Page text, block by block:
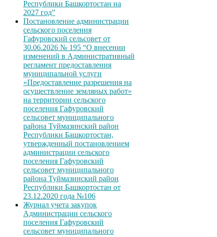
Республики Башкортостан на
2027 год”
Постановление администрации
сельского поселения
Гафуровский сельсовет от
30.06.2026 № 195 “О внесении
изменений в Административный
регламент предоставления
муниципальной услуги
«Предоставление разрешения на
осуществление земляных работ»
на территории сельского
поселения Гафуровский
сельсовет муниципального
района Туймазинский район
Республики Башкортостан,
утвержденный постановлением
администрации сельского
поселения Гафуровский
сельсовет муниципального
района Туймазинский район
Республики Башкортостан от
23.12.2020 года №106
Журнал учета закупок
Администрации сельского
поселения Гафуровский
сельсовет муниципального